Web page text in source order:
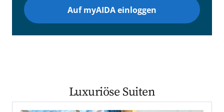
Auf myAIDA einloggen
Luxuriöse Suiten